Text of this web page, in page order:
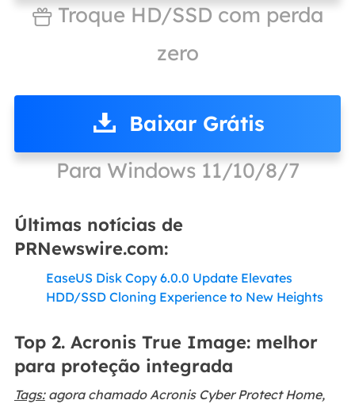
 Troque HD/SSD com perda
zero
Baixar Grátis
Para Windows 11/10/8/7
Últimas notícias de
PRNewswire.com:
EaseUS Disk Copy 6.0.0 Update Elevates
HDD/SSD Cloning Experience to New Heights
Top 2. Acronis True Image: melhor
para proteção integrada
Tags:agora chamado Acronis Cyber Protect Home,